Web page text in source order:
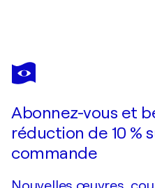
GISELA GAFFOGLIO
And that's it
Abonnez-vous et
réduction de 10 %
commande